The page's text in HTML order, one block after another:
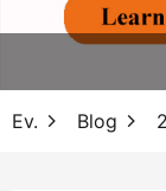
Ev. Blog